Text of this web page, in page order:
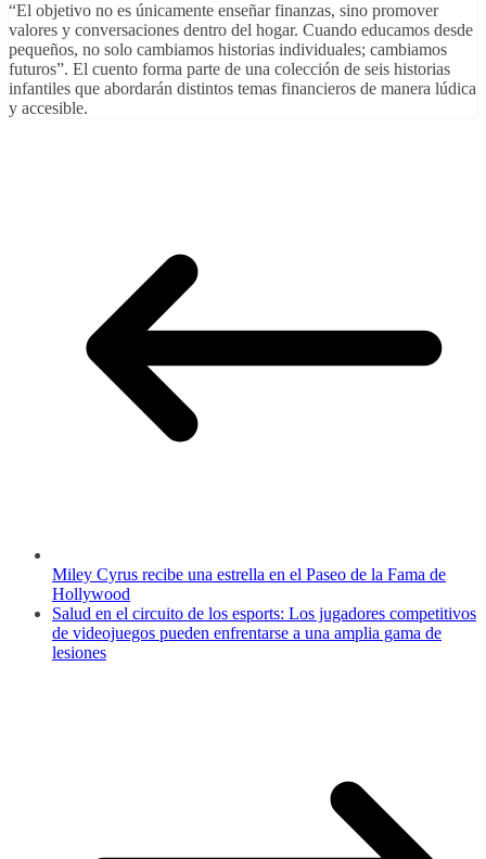
“El objetivo no es únicamente enseñar finanzas, sino promover
valores y conversaciones dentro del hogar. Cuando educamos desde
pequeños, no solo cambiamos historias individuales; cambiamos
futuros”. El cuento forma parte de una colección de seis historias
infantiles que abordarán distintos temas financieros de manera lúdica
y accesible.
Miley Cyrus recibe una estrella en el Paseo de la Fama de
Hollywood
Salud en el circuito de los esports: Los jugadores competitivos
de videojuegos pueden enfrentarse a una amplia gama de
lesiones